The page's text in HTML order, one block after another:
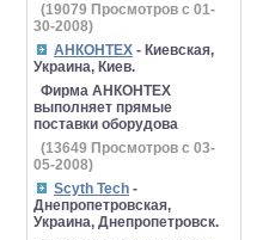
(19079 Просмотров с 01-
30-2008)
АНКОНТЕХ - Киевская,
Украина, Киев.
Фирма АНКОНТЕХ
выполняет прямые
поставки оборудова
(13649 Просмотров с 03-
05-2008)
Scyth Tech -
Днепропетровская,
Украина, Днепропетровск.